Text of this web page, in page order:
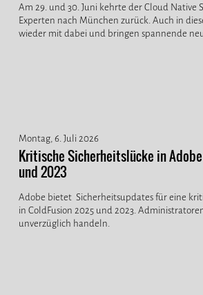
Am 29. und 30. Juni kehrte der Cloud Native
Experten nach München zurück. Auch in
wieder mit dabei und bringen spannende
Montag, 6. Juli 2026
Kritische Sicherheitslücke in
und 2023
Adobe bietet Sicherheitsupdates für eine
in ColdFusion 2025 und 2023.
unverzüglich handeln.